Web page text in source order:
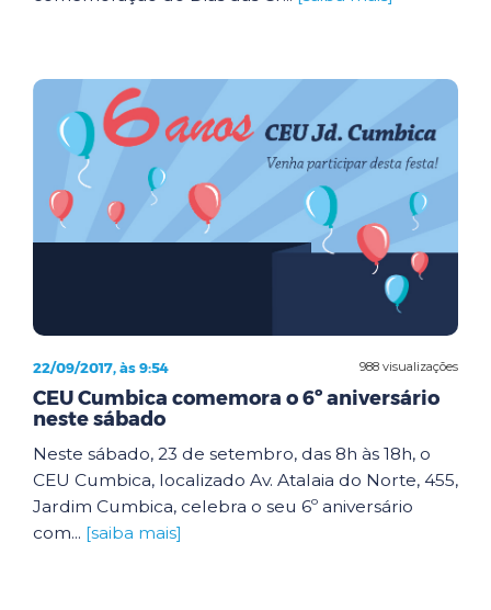
988 visualizações
22/09/2017, às 9:54
CEU Cumbica comemora o 6º aniversário
neste sábado
Neste sábado, 23 de setembro, das 8h às 18h, o
CEU Cumbica, localizado Av. Atalaia do Norte, 455,
Jardim Cumbica, celebra o seu 6º aniversário
com... [saiba mais]